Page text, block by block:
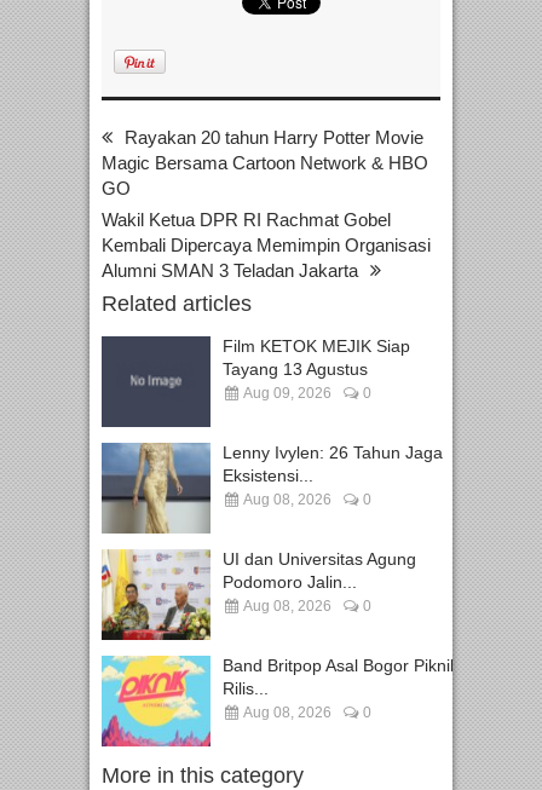
Rayakan 20 tahun Harry Potter Movie
Magic Bersama Cartoon Network & HBO
GO
Wakil Ketua DPR RI Rachmat Gobel
Kembali Dipercaya Memimpin Organisasi
Alumni SMAN 3 Teladan Jakarta
Related articles
Film KETOK MEJIK Siap
Tayang 13 Agustus
Aug 09, 2026 0
Lenny Ivylen: 26 Tahun Jaga
Eksistensi...
Aug 08, 2026 0
UI dan Universitas Agung
Podomoro Jalin...
Aug 08, 2026 0
Band Britpop Asal Bogor Piknik
Rilis...
Aug 08, 2026 0
More in this category